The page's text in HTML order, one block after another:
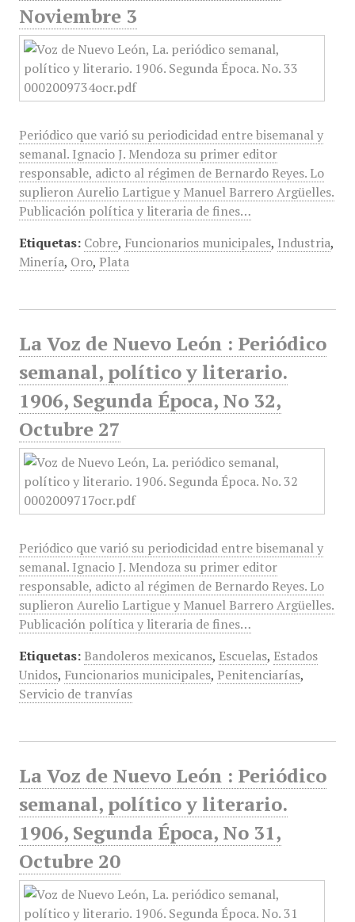
Noviembre 3
Periódico que varió su periodicidad entre bisemanal y
semanal. Ignacio J. Mendoza su primer editor
responsable, adicto al régimen de Bernardo Reyes. Lo
suplieron Aurelio Lartigue y Manuel Barrero Argüelles.
Publicación política y literaria de fines…
Etiquetas: Cobre, Funcionarios municipales, Industria,
Minería, Oro, Plata
La Voz de Nuevo León : Periódico
semanal, político y literario.
1906, Segunda Época, No 32,
Octubre 27
Periódico que varió su periodicidad entre bisemanal y
semanal. Ignacio J. Mendoza su primer editor
responsable, adicto al régimen de Bernardo Reyes. Lo
suplieron Aurelio Lartigue y Manuel Barrero Argüelles.
Publicación política y literaria de fines…
Etiquetas: Bandoleros mexicanos, Escuelas, Estados
Unidos, Funcionarios municipales, Penitenciarías,
Servicio de tranvías
La Voz de Nuevo León : Periódico
semanal, político y literario.
1906, Segunda Época, No 31,
Octubre 20